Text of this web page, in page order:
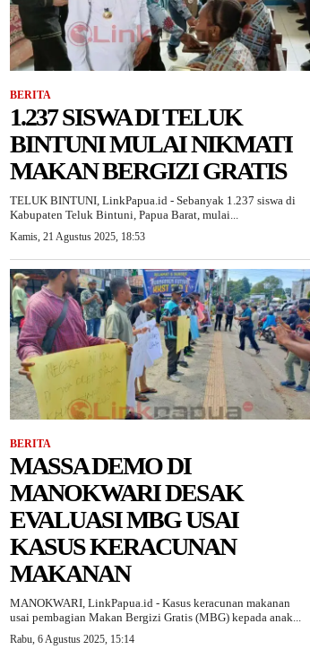
BERITA
1.237 SISWA DI TELUK
BINTUNI MULAI NIKMATI
MAKAN BERGIZI GRATIS
TELUK BINTUNI, LinkPapua.id - Sebanyak 1.237 siswa di
Kabupaten Teluk Bintuni, Papua Barat, mulai...
Kamis, 21 Agustus 2025, 18:53
BERITA
MASSA DEMO DI
MANOKWARI DESAK
EVALUASI MBG USAI
KASUS KERACUNAN
MAKANAN
MANOKWARI, LinkPapua.id - Kasus keracunan makanan
usai pembagian Makan Bergizi Gratis (MBG) kepada anak...
Rabu, 6 Agustus 2025, 15:14